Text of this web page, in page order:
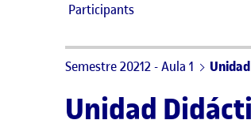
Participants
Semestre 20212 - Aula 1
Unidad